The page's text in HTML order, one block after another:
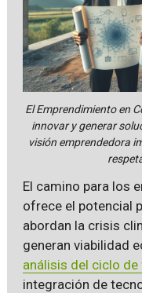
El Emprendimiento en
innovar y generar
visión emprendedora
El camino para los
ofrece el potencial
abordan la crisis
generan viabilidad
análisis del ciclo de
integración de